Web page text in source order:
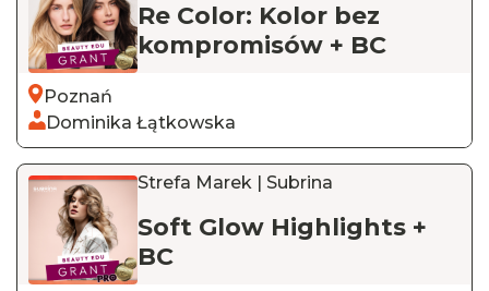
Re Color: Kolor bez
kompromisów + BC
Poznań
Dominika Łątkowska
Strefa Marek | Subrina
Soft Glow Highlights +
BC